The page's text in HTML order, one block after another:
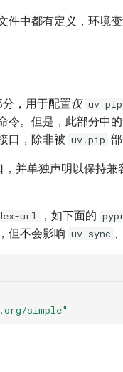
件中都有定义，环境变
分，用于配置仅 uv pip
令。但是，此部分中
口，除非被 uv.pip
并单独声明以保持
url ，如下面的
，但不会影响 uv sync 、
simple"